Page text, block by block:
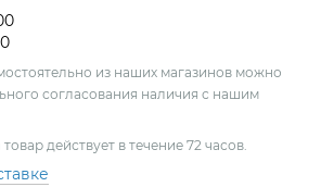
из наших магазинов можно
согласования наличия с нашим
действует в течение 72 часов.